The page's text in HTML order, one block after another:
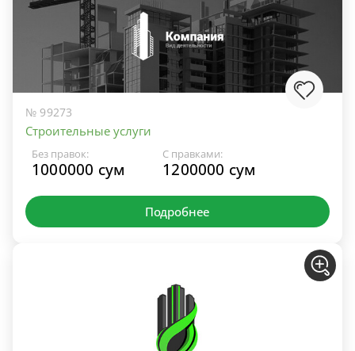
№ 99273
Строительные услуги
Без правок:
1000000 сум
С правками:
1200000 сум
Подробнее